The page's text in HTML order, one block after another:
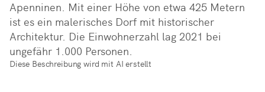
Apenninen. Mit einer Höhe von etwa 425 Metern
ist es ein malerisches Dorf mit historischer
Architektur. Die Einwohnerzahl lag 2021 bei
ungefähr 1.000 Personen.
Diese Beschreibung wird mit AI erstellt